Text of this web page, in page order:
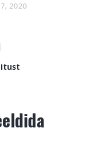
2020